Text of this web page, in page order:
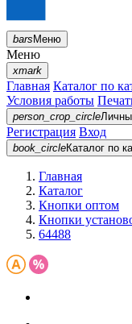
barsМеню
Меню
xmark
Главная Каталог по
Условия работы
person_crop_circle
Регистрация Вход
book_circleКаталог по
Главная
Каталог
Кнопки оптом
Кнопки
64488